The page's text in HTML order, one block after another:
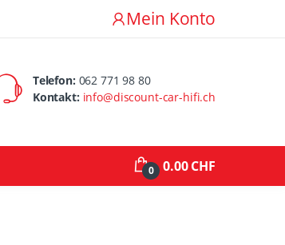
Mein Konto
Telefon: 062 771 98 80
Kontakt: info@discount-car-hifi.ch
0 0.00 CHF